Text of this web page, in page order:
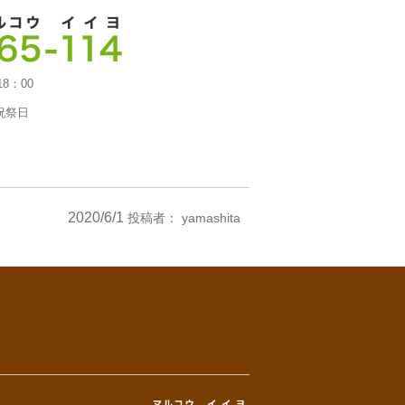
：00
祭日
2020/6/1 投稿者： yamashita